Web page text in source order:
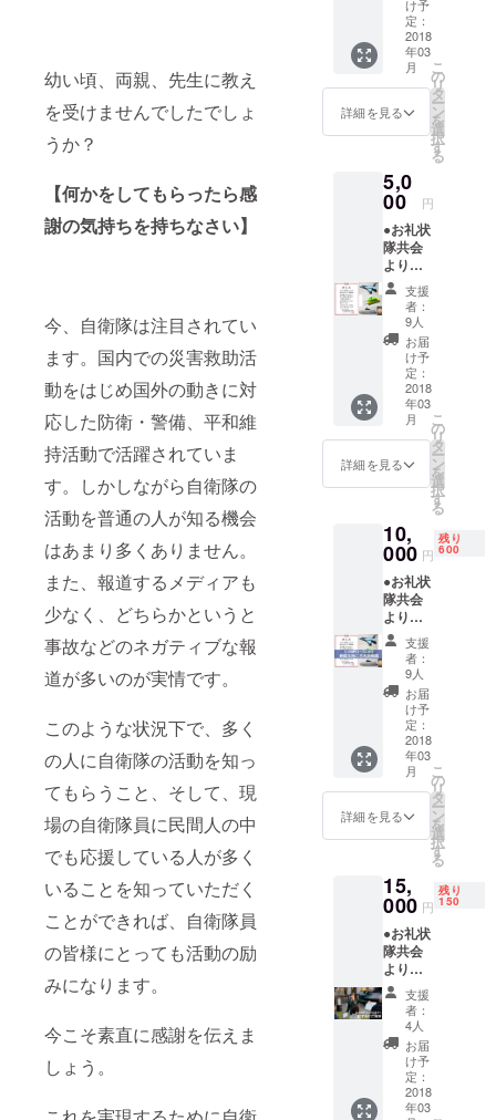
幼い頃、両親、先生に教え
を受けませんでしたでしょ
うか？
【何かをしてもらったら感
謝の気持ちを持ちなさい】
今、自衛隊は注目されてい
ます。国内での災害救助活
動をはじめ国外の動きに対
応した防衛・警備、平和維
持活動で活躍されていま
す。しかしながら自衛隊の
活動を普通の人が知る機会
はあまり多くありません。
また、報道するメディアも
少なく、どちらかというと
事故などのネガティブな報
道が多いのが実情です。
このような状況下で、多く
の人に自衛隊の活動を知っ
てもらうこと、そして、現
場の自衛隊員に民間人の中
でも応援している人が多く
いることを知っていただく
ことができれば、自衛隊員
の皆様にとっても活動の励
みになります。
今こそ素直に感謝を伝えま
しょう。
文最後
をご確
認くだ
さい。
●特設サ
イトに
お名前
を掲載
ホーム
ページ
にて支
援者様
として
お名前
を掲載
（１年
間・希
望者の
み） ●
新聞掲
載紙面
当該広
告掲載
部分を
印刷し
け予
定：
2018
年03
月
詳細を見る
こ
の
リ
タ
ー
ン
を
選
択
す
る
5,0
00 円
●お礼状
隊共会
よりお
礼状を
お送り
しま
す。 詳
細は本
文最後
をご確
認くだ
さい。
●10式戦
車、Ｆ
２戦闘
機、護
ずも
オリジ
ナル折
り紙と
折り方
図解集
元自衛
官で
数々の
折り紙
国際大
会で金
賞を受
賞され
た小南
博資さ
んが監
自のオ
リジナ
ル折り
紙をプ
レゼン
ト。た
だし、
制作難
易度は
超ハイ
レベル
です。
お覚悟
を！ 詳
支援
者：
9人
お届
け予
定：
2018
年03
月
詳細を見る
こ
の
リ
タ
ー
ン
を
選
択
す
る
10,
000 円
残り
600
●お礼状
隊共会
よりお
礼状を
お送り
しま
す。 詳
細は本
文最後
をご確
認くだ
さい。
●10式戦
車、Ｆ
２戦闘
機、護
ずも
オリジ
ナル折
り紙と
折り方
図解集
元自衛
官で
数々の
折り紙
国際大
会で金
賞を受
賞され
支援
者：
9人
お届
け予
定：
2018
年03
月
詳細を見る
こ
の
リ
タ
ー
ン
を
選
択
す
る
15,
000 円
残り
150
●お礼状
隊共会
よりお
礼状を
お送り
しま
す。 詳
細は本
文最後
をご確
認くだ
支援
者：
4人
お届
け予
定：
2018
年03